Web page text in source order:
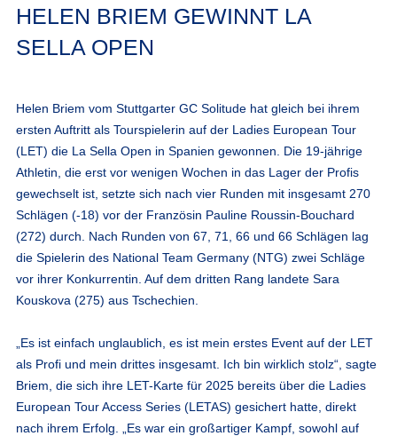
HELEN BRIEM GEWINNT LA
SELLA OPEN
Helen Briem vom Stuttgarter GC Solitude hat gleich bei ihrem
ersten Auftritt als Tourspielerin auf der Ladies European Tour
(LET) die La Sella Open in Spanien gewonnen. Die 19-jährige
Athletin, die erst vor wenigen Wochen in das Lager der Profis
gewechselt ist, setzte sich nach vier Runden mit insgesamt 270
Schlägen (-18) vor der Französin Pauline Roussin-Bouchard
(272) durch. Nach Runden von 67, 71, 66 und 66 Schlägen lag
die Spielerin des National Team Germany (NTG) zwei Schläge
vor ihrer Konkurrentin. Auf dem dritten Rang landete Sara
Kouskova (275) aus Tschechien.
„Es ist einfach unglaublich, es ist mein erstes Event auf der LET
als Profi und mein drittes insgesamt. Ich bin wirklich stolz“, sagte
Briem, die sich ihre LET-Karte für 2025 bereits über die Ladies
European Tour Access Series (LETAS) gesichert hatte, direkt
nach ihrem Erfolg. „Es war ein großartiger Kampf, sowohl auf